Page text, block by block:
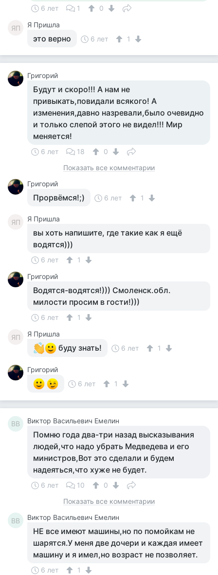
6 лет 1 0
ЯП Я Пришла
это верно 6 лет 1
Григорий
Будут и скоро!!! А нам не
привыкать,повидали всякого! А
изменения,давно назревали,было очевидно
и только слепой этого не видел!!! Мир
меняется!
6 лет 18
0
Показать все комментарии
Григорий
Прорвёмся!;) 6 лет 1
ЯП Я Пришла
вы хоть напишите, где такие как я ещё
водятся)))
6 лет
1
Григорий
Водятся-водятся!))) Смоленск.обл.
милости просим в гости!)))
6 лет 1
ЯП Я Пришла
буду знать! 6 лет 1
Григорий
6 лет
1
ВВ Виктор Васильевич Емелин
Помню года два-три назад высказывания
людей,что надо убрать Медведева и его
министров,Вот это сделали и будем
надеяться,что хуже не будет.
6 лет 10
0
Показать все комментарии
ВВ Виктор Васильевич Емелин
НЕ все имеют машины,но по помойкам не
шарятся.У меня две дочери и каждая имеет
машину и я имел,но возраст не позволяет.
6 лет 1